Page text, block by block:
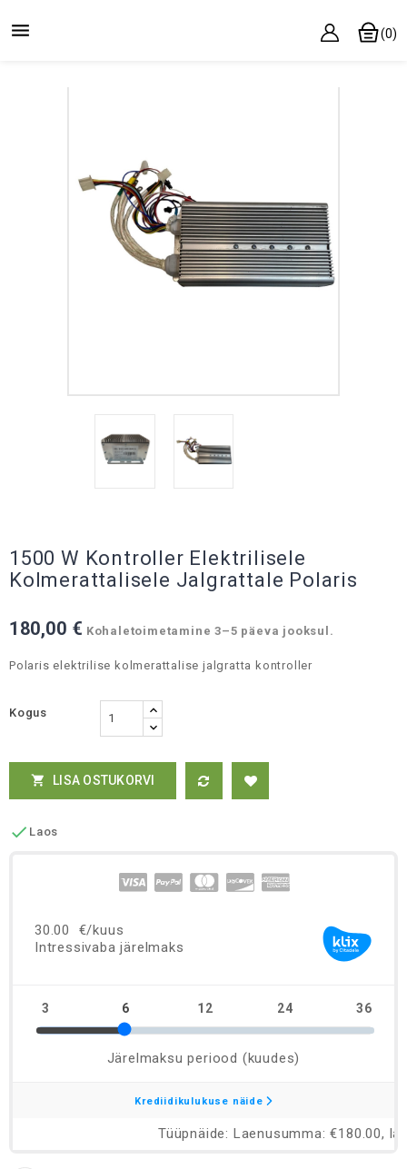
 (0)
1500 W Kontroller Elektrilisele
Kolmerattalisele Jalgrattale Polaris
180,00 € Kohaletoimetamine 3–5 päeva jooksul.
Polaris elektrilise kolmerattalise jalgratta kontroller
Kogus
 LISA OSTUKORVI
 Laos